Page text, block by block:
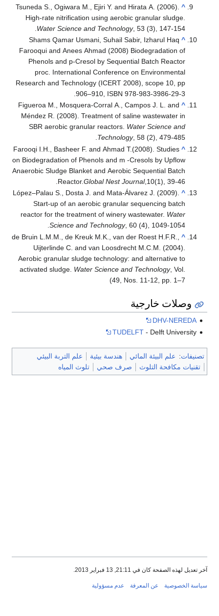
^
Tsuneda S., Ogiwara M., Ejiri Y. and Hirata A. (2006).
High-rate nitrification using aerobic granular sludge.
Water Science and Technology, 53 (3), 147-154.
^
Shams Qamar Usmani, Suhail Sabir, Izharul Haq
Farooqui and Anees Ahmad (2008) Biodegradation of
Phenols and p-Cresol by Sequential Batch Reactor
proc. International Conference on Environmental
Research and Technology (ICERT 2008), scope 10, pp
906–910, ISBN 978-983-3986-29-3.
^
Figueroa M., Mosquera-Corral A., Campos J. L. and
Méndez R. (2008). Treatment of saline wastewater in
SBR aerobic granular reactors. Water Science and
Technology, 58 (2), 479-485.
^
Farooqi I.H., Basheer F. and Ahmad T.(2008). Studies
on Biodegradation of Phenols and m -Cresols by Upflow
Anaerobic Sludge Blanket and Aerobic Sequential Batch
Reactor.Global Nest Journal,10(1), 39-46.
^
López–Palau S., Dosta J. and Mata-Álvarez J. (2009).
Start-up of an aerobic granular sequencing batch
reactor for the treatment of winery wastewater. Water
Science and Technology, 60 (4), 1049-1054.
^
de Bruin L.M.M., de Kreuk M.K., van der Roest H.F.R.,
Uijterlinde C. and van Loosdrecht M.C.M. (2004).
Aerobic granular sludge technology: and alternative to
activated sludge. Water Science and Technology, Vol.
49, Nos. 11-12, pp. 1–7)
وصلات خارجية
DHV-NEREDA
TUDELFT- Delft University
تصنيفات: علم البيئة المائي هندسة بيئية
علم التربة البيئي
تقنيات مكافحة التلوث
صرف صحي تلوث المياه
آخر تعديل لهذه الصفحة كان في 21:11, 13 فبراير 2013.
سياسة الخصوصية عن المعرفة عدم مسؤولية